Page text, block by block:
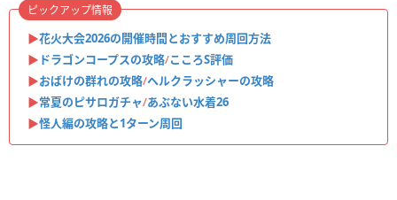
▶︎花火大会2026の開催時間とおすすめ周回方法
▶︎ ドラゴンコープスの攻略/こころS評価
▶︎おばけの群れの攻略/ヘルクラッシャーの攻略
▶︎常夏のピサロガチャ/あぶない水着26
▶︎怪人編の攻略と1ターン周回
ピックアップ情報